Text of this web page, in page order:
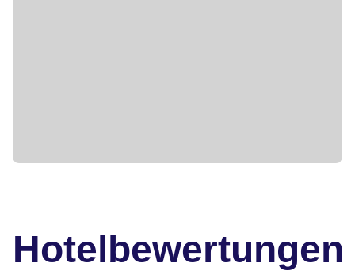
Hotelbewertungen